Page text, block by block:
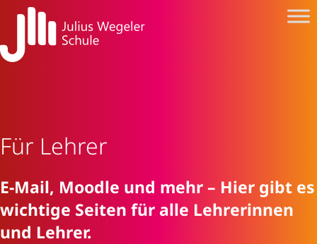
Für Lehrer
E-Mail, Moodle und mehr – Hier gibt es
wichtige Seiten für alle Lehrerinnen
und Lehrer.